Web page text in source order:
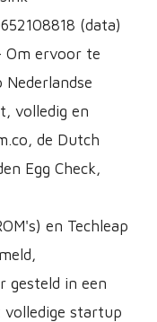
(data)
Om ervoor te
volledig en
de Dutch
Egg Check,
en Techleap
gesteld in een
startup